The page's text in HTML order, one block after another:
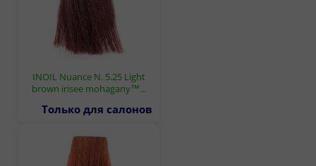
INOIL Nuance N. 5.25 Light
brown irisee mohagany™…
Только для салонов